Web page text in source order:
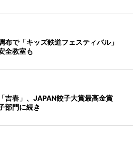
布で「キッズ鉄道フェスティバル」
全教室も
吉春」、JAPAN餃子大賞最高金賞
部門に続き